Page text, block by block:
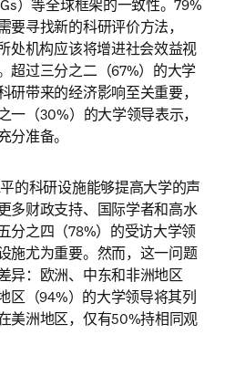
）等全球框架的一致性。79%
要寻找新的科研评价方法，
处机构应该将增进社会效益视
超过三分之二（67%）的大学
研带来的经济影响至关重要，
一（30%）的大学领导表示，
分准备。
的科研设施能够提高大学的声
多财政支持、国际学者和高水
分之四（78%）的受访大学领
施尤为重要。然而，这一问题
异：欧洲、中东和非洲地区
区（94%）的大学领导将其列
美洲地区，仅有50%持相同观